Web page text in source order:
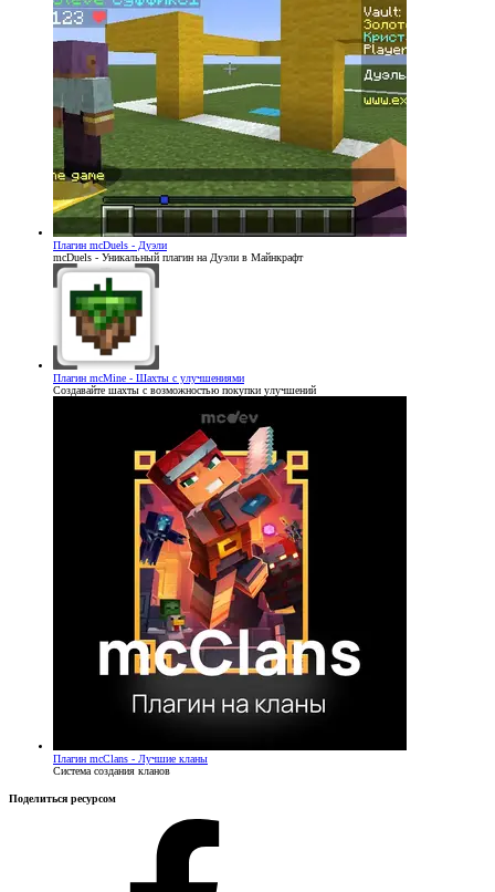
Плагин mcDuels - Дуэли
mcDuels - Уникальный плагин на Дуэли в Майнкрафт
Плагин mcMine - Шахты с улучшениями
Создавайте шахты с возможностью покупки улучшений
Плагин mcClans - Лучшие кланы
Система создания кланов
Поделиться ресурсом